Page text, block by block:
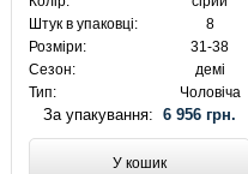
Штук в упаковці:
8
Розміри:
31-38
Сезон:
демі
Тип:
Чоловіча
За упакування: 6 956 грн.
У кошик